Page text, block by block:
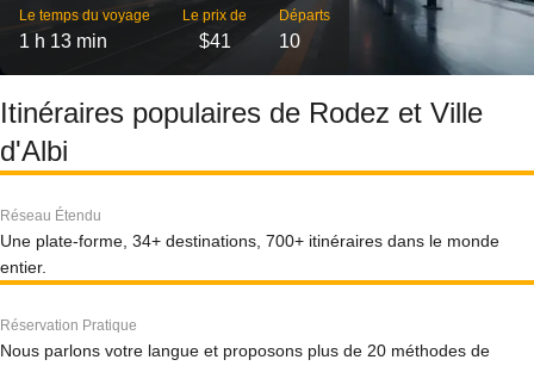
Le temps du voyage
1 h 13 min
Le prix de
$41
Départs
10
Itinéraires populaires de Rodez et Ville
d'Albi
Réseau Étendu
Une plate-forme, 34+ destinations, 700+ itinéraires dans le monde
entier.
Réservation Pratique
Nous parlons votre langue et proposons plus de 20 méthodes de